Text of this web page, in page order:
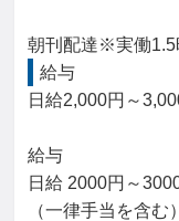
朝刊配達※実働1.5
給与
日給2,000円～
給与
日給 2000円～
（一律手当を含む）